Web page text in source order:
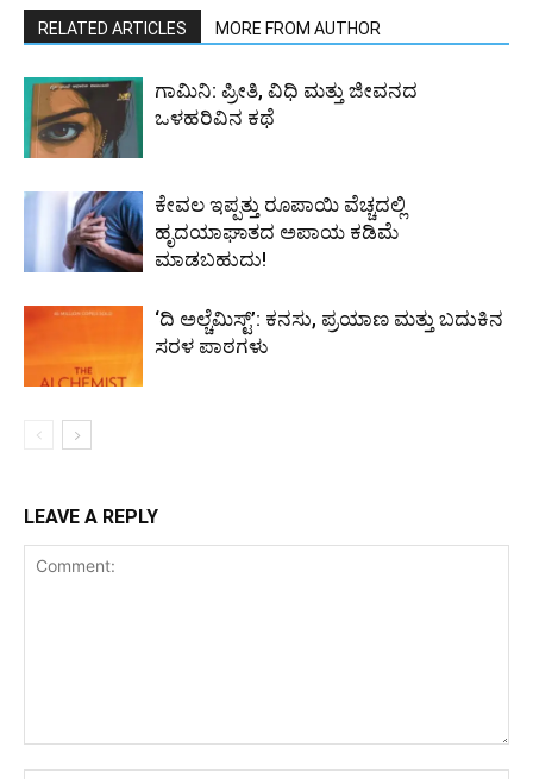
RELATED ARTICLES MORE FROM AUTHOR
ಗಾಮಿನಿ: ಪ್ರೀತಿ, ವಿಧಿ ಮತ್ತು ಜೀವನದ
ಒಳಹರಿವಿನ ಕಥೆ
ಕೇವಲ ಇಪ್ಪತ್ತು ರೂಪಾಯಿ ವೆಚ್ಚದಲ್ಲಿ
ಹೃದಯಾಘಾತದ ಅಪಾಯ ಕಡಿಮೆ
ಮಾಡಬಹುದು!
‘ದಿ ಅಲ್ಚೆಮಿಸ್ಟ್’: ಕನಸು, ಪ್ರಯಾಣ ಮತ್ತು ಬದುಕಿನ
ಸರಳ ಪಾಠಗಳು
LEAVE A REPLY